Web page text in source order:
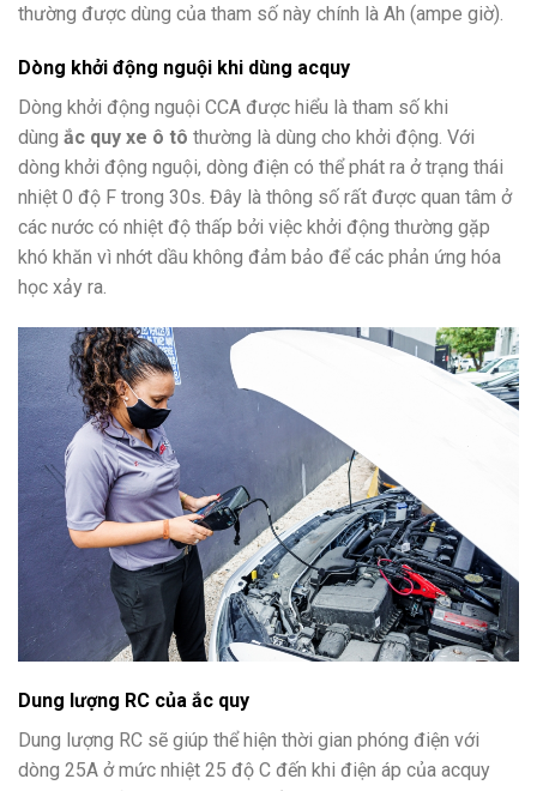
thường được dùng của tham số này chính là Ah (ampe giờ).
Dòng khởi động nguội khi dùng acquy
Dòng khởi động nguội CCA được hiểu là tham số khi
dùng ắc quy xe ô tô thường là dùng cho khởi động. Với
dòng khởi động nguội, dòng điện có thể phát ra ở trạng thái
nhiệt 0 độ F trong 30s. Đây là thông số rất được quan tâm ở
các nước có nhiệt độ thấp bởi việc khởi động thường gặp
khó khăn vì nhớt dầu không đảm bảo để các phản ứng hóa
học xảy ra.
Dung lượng RC của ắc quy
Dung lượng RC sẽ giúp thể hiện thời gian phóng điện với
dòng 25A ở mức nhiệt 25 độ C đến khi điện áp của acquy